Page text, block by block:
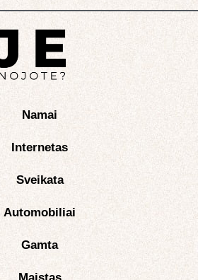
Namai
Internetas
Sveikata
Automobiliai
Gamta
Maistas